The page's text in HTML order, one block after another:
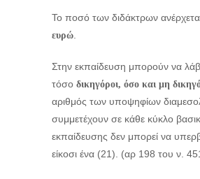
Το ποσό των διδάκτρων
ευρώ
Στην εκπαίδευση μπορούν να
τόσο δικηγόροι, όσο και μη
αριθμός των υποψηφίων
συμμετέχουν σε κάθε κύκλο
εκπαίδευσης δεν μπορεί να
είκοσι ένα (21). (αρ 198 του ν.